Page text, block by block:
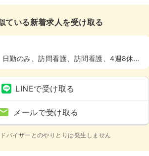
ている新着求人を受け取る
勤のみ、訪問看護、訪問看護、4週8休以
LINEで受け取る
メールで受け取る
バイザーとのやりとりは発生しません